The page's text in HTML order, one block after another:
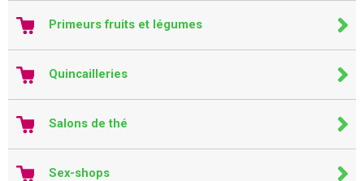
Primeurs fruits et légumes
Quincailleries
Salons de thé
Sex-shops